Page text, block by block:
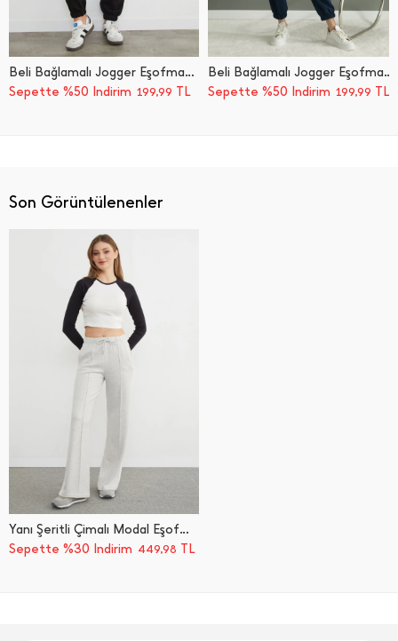
Beli Bağlamalı Jogger Eşofman Altı
Sepette %50 İndirim 199,99 TL
Beli Bağlamalı Jogger Eşofman Altı
Sepette %50 İndirim 199,99 TL
Son Görüntülenenler
Yanı Şeritli Çimalı Modal Eşofman Altı
Sepette %30 İndirim 449,98 TL